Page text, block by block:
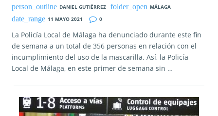
DANIEL GUTIÉRREZ
MÁLAGA
11 MAYO 2021
0
La Policía Local de Málaga ha denunciado durante este fin
de semana a un total de 356 personas en relación con el
incumplimiento del uso de la mascarilla. Así, la Policía
Local de Málaga, en este primer de semana sin …